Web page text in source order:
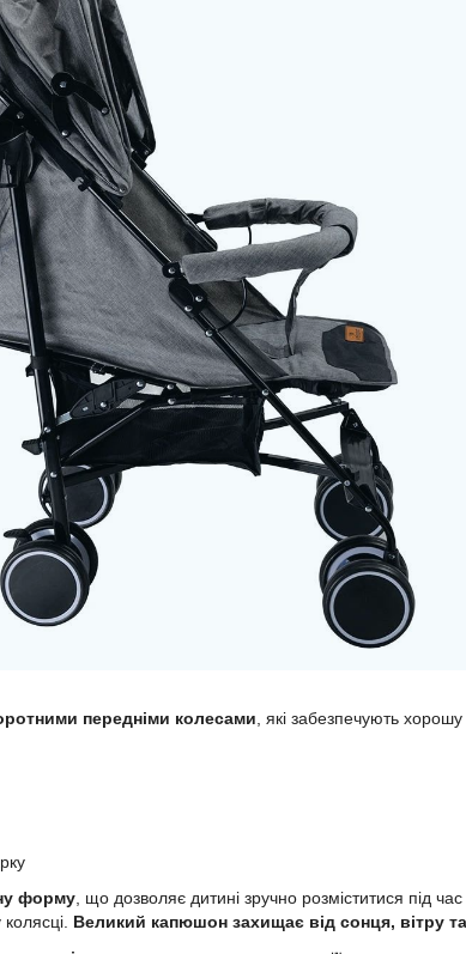
передніми колесами , які забезпечують
форму , що дозволяє дитині зручно розміститися під
Великий капюшон захищає від сонця, вітру